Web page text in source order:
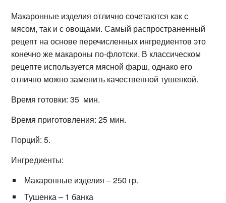
Макаронные изделия отлично сочетаются как с
мясом, так и с овощами. Самый распространенный
рецепт на основе перечисленных ингредиентов это
конечно же макароны по-флотски. В классическом
рецепте используется мясной фарш, однако его
отлично можно заменить качественной тушенкой.
Время готовки: 35 мин.
Время приготовления: 25 мин.
Порций: 5.
Ингредиенты:
Макаронные изделия – 250 гр.
Тушенка – 1 банка